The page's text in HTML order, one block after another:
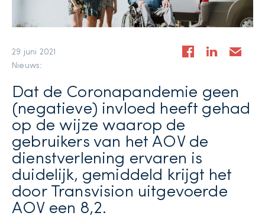
29 juni 2021
Nieuws:
Dat de Coronapandemie geen
(negatieve) invloed heeft gehad
op de wijze waarop de
gebruikers van het AOV de
dienstverlening ervaren is
duidelijk, gemiddeld krijgt het
door Transvision uitgevoerde
AOV een 8,2.